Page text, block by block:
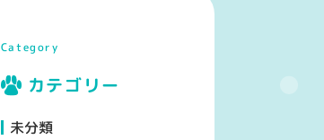
Category
カテゴリー
未分類